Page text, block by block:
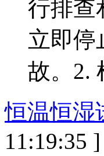
行排查
立即停
故。2.
恒温恒湿
11:19:35 ]